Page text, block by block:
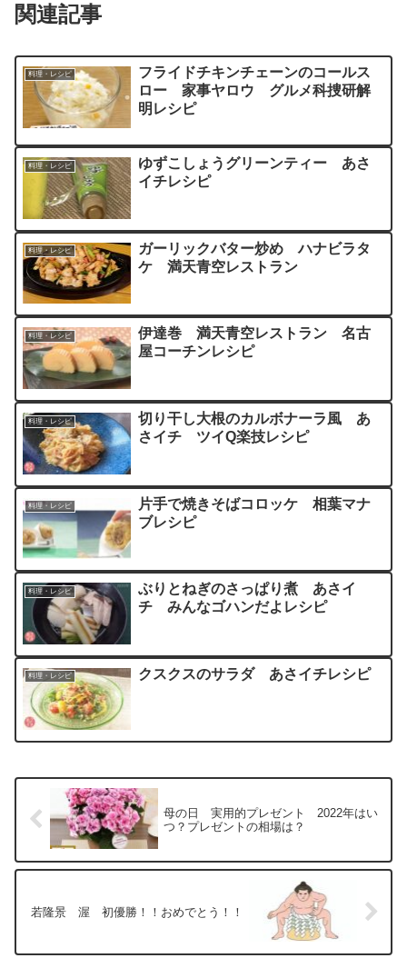
関連記事
料理・レシピ
フライドチキンチェーンのコールス
ロー 家事ヤロウ グルメ科捜研解
明レシピ
料理・レシピ
ゆずこしょうグリーンティー あさ
イチレシピ
料理・レシピ
ガーリックバター炒め ハナビラタ
ケ 満天青空レストラン
料理・レシピ
伊達巻 満天青空レストラン 名古
屋コーチンレシピ
料理・レシピ
切り干し大根のカルボナーラ風 あ
さイチ ツイQ楽技レシピ
料理・レシピ
片手で焼きそばコロッケ 相葉マナ
ブレシピ
料理・レシピ
ぶりとねぎのさっぱり煮 あさイ
チ みんなゴハンだよレシピ
料理・レシピ クスクスのサラダ あさイチレシピ
母の日 実用的プレゼント 2022年はい
つ？プレゼントの相場は？
若隆景 渥 初優勝！！おめでとう！！